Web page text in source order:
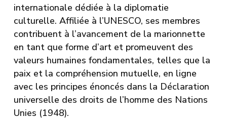
internationale dédiée à la diplomatie
culturelle. Affiliée à l’UNESCO, ses membres
contribuent à l’avancement de la marionnette
en tant que forme d’art et promeuvent des
valeurs humaines fondamentales, telles que la
paix et la compréhension mutuelle, en ligne
avec les principes énoncés dans la Déclaration
universelle des droits de l’homme des Nations
Unies (1948).